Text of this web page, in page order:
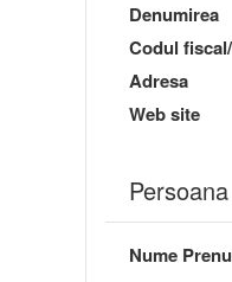
Denumirea
Codul
Adresa
Web site
Nume